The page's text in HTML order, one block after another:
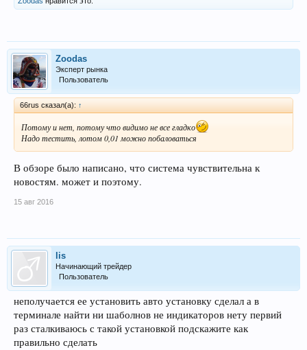
Zoodas
Эксперт рынка
Пользователь
66rus сказал(а): ↑
Потому и нет, потому что видимо не все гладко
Надо тестить, лотом 0,01 можно побаловаться
В обзоре было написано, что система чувствительна к
новостям. может и поэтому.
15 авг 2016
lis
Начинающий трейдер
Пользователь
неполучается ее установить авто установку сделал а в
терминале найти ни шаболнов не индикаторов нету первий
раз сталкиваюсь с такой установкой подскажите как
правильно сделать